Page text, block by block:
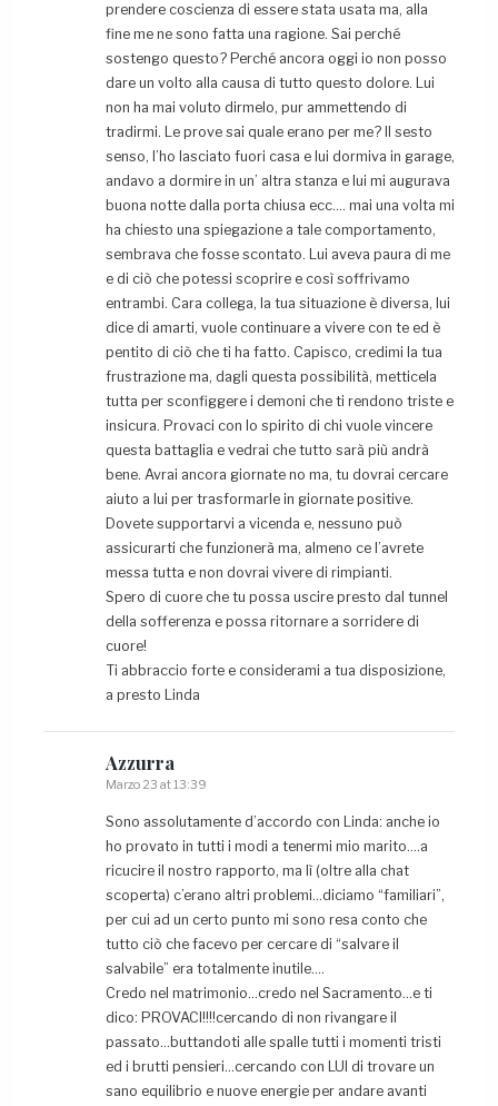
prendere coscienza di essere stata usata ma, alla
fine me ne sono fatta una ragione. Sai perché
sostengo questo? Perché ancora oggi io non posso
dare un volto alla causa di tutto questo dolore. Lui
non ha mai voluto dirmelo, pur ammettendo di
tradirmi. Le prove sai quale erano per me? Il sesto
senso, l’ho lasciato fuori casa e lui dormiva in garage,
andavo a dormire in un’ altra stanza e lui mi augurava
buona notte dalla porta chiusa ecc…. mai una volta mi
ha chiesto una spiegazione a tale comportamento,
sembrava che fosse scontato. Lui aveva paura di me
e di ciò che potessi scoprire e così soffrivamo
entrambi. Cara collega, la tua situazione è diversa, lui
dice di amarti, vuole continuare a vivere con te ed è
pentito di ciò che ti ha fatto. Capisco, credimi la tua
frustrazione ma, dagli questa possibilità, metticela
tutta per sconfiggere i demoni che ti rendono triste e
insicura. Provaci con lo spirito di chi vuole vincere
questa battaglia e vedrai che tutto sarà più andrà
bene. Avrai ancora giornate no ma, tu dovrai cercare
aiuto a lui per trasformarle in giornate positive.
Dovete supportarvi a vicenda e, nessuno può
assicurarti che funzionerà ma, almeno ce l’avrete
messa tutta e non dovrai vivere di rimpianti.
Spero di cuore che tu possa uscire presto dal tunnel
della sofferenza e possa ritornare a sorridere di
cuore!
Ti abbraccio forte e considerami a tua disposizione,
a presto Linda
Azzurra
Marzo 23 at 13:39
Sono assolutamente d’accordo con Linda: anche io
ho provato in tutti i modi a tenermi mio marito….a
ricucire il nostro rapporto, ma lì (oltre alla chat
scoperta) c’erano altri problemi…diciamo “familiari”,
per cui ad un certo punto mi sono resa conto che
tutto ciò che facevo per cercare di “salvare il
salvabile” era totalmente inutile….
Credo nel matrimonio…credo nel Sacramento…e ti
dico: PROVACI!!!!cercando di non rivangare il
passato…buttandoti alle spalle tutti i momenti tristi
ed i brutti pensieri…cercando con LUI di trovare un
sano equilibrio e nuove energie per andare avanti